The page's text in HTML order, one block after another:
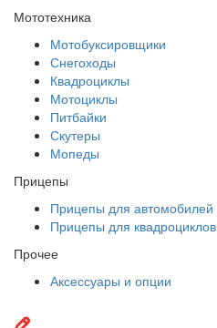
Мототехника
Мотобуксировщики
Снегоходы
Квадроциклы
Мотоциклы
Питбайки
Скутеры
Мопеды
Прицепы
Прицепы для автомобилей
Прицепы для квадроциклов
Прочее
Аксессуары и опции